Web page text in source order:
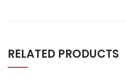
RELATED PRODUCTS